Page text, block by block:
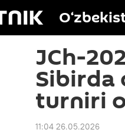
JCh-
Sibirda
turniri
11:04 26.05.2026